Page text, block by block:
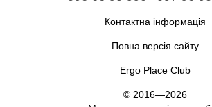
Контактна інформація
Повна версія сайту
Ergo Place Club
© 2016—2026